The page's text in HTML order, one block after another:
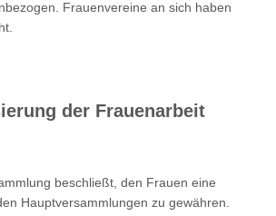
Frauenvereine an sich haben
der Frauenarbeit
beschließt, den Frauen eine
Hauptversammlungen zu gewähren.